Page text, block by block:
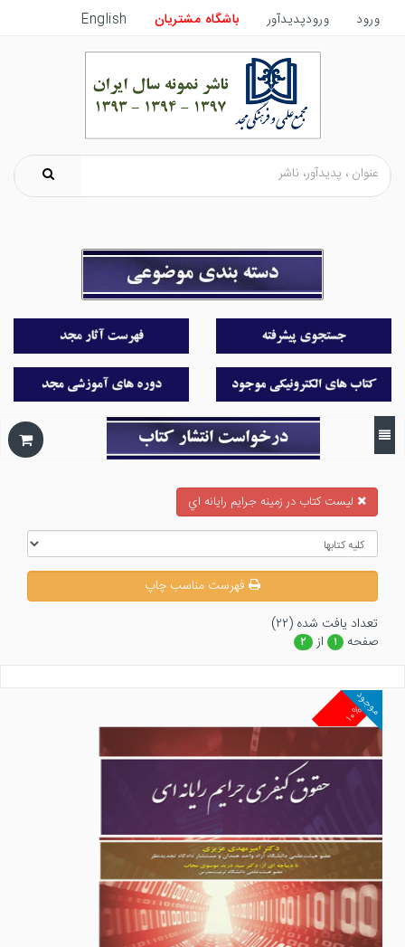
ورود ورودپدیدآور باشگاه مشتریان English
ليست كتاب در زمينه جرايم رايانه اي
فهرست مناسب چاپ
تعداد يافت شده (۲۲)
صفحه
۱ از ۲
۱۰%
موجود